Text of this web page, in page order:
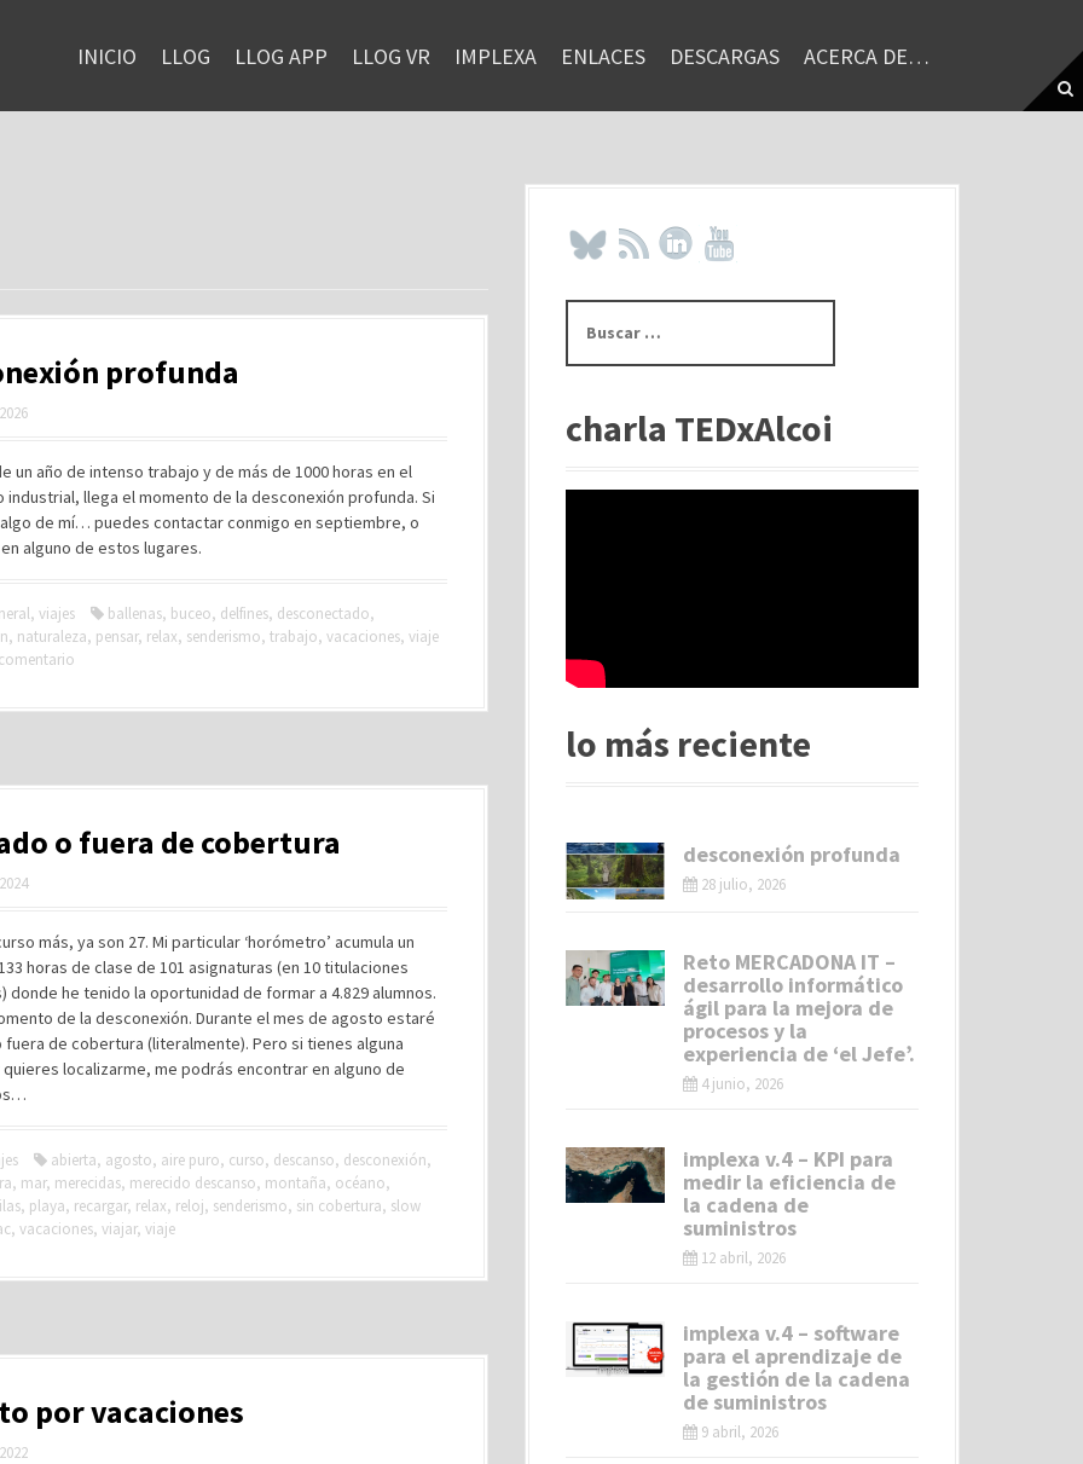
INICIO LLOG LLOG APP LLOG VR IMPLEXA ENLACES DESCARGAS ACERCA DE…
profunda
un año de intenso trabajo y de más de 1000 horas en el
industrial, llega el momento de la desconexión profunda. Si
de mí… puedes contactar conmigo en septiembre, o
alguno de estos lugares.
, viajes ballenas, buceo, delfines, desconectado,
, naturaleza, pensar, relax, senderismo, trabajo, vacaciones, viaje
o fuera de cobertura
más, ya son 27. Mi particular ‘horómetro’ acumula un
horas de clase de 101 asignaturas (en 10 titulaciones
donde he tenido la oportunidad de formar a 4.829 alumnos.
de la desconexión. Durante el mes de agosto estaré
fuera de cobertura (literalmente). Pero si tienes alguna
localizarme, me podrás encontrar en alguno de
abierta, agosto, aire puro, curso, descanso, desconexión,
, mar, merecidas, merecido descanso, montaña, océano,
, playa, recargar, relax, reloj, senderismo, sin cobertura, slow
, vacaciones, viajar, viaje
por vacaciones
s
rcharla TEDxAlcoi
lo más reciente
desconexión profunda
28 julio, 2026
Reto MERCADONA IT –
desarrollo informático
ágil para la mejora de
procesos y la
experiencia de ‘el Jefe’.
4 junio, 2026
implexa v.4 – KPI para
medir la eficiencia de
la cadena de
suministros
12 abril, 2026
implexa v.4 – software
para el aprendizaje de
la gestión de la cadena
de suministros
9 abril, 2026